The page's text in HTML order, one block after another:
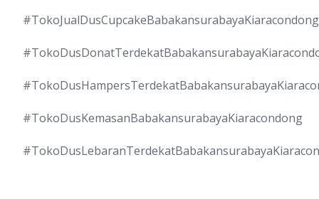
#TokoJualDusCupcakeBabakansurabayaKiaracondong
#TokoDusKemasanBabakansurabayaKiaracondong